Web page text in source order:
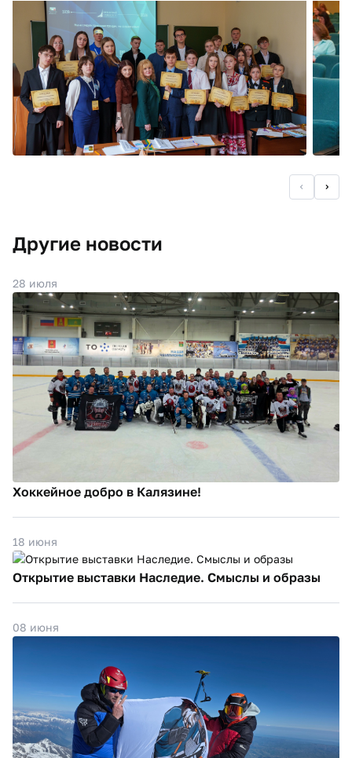
Другие новости
28 июля
Хоккейное добро в Калязине!
18 июня
Открытие выставки Наследие. Смыслы и образы
08 июня